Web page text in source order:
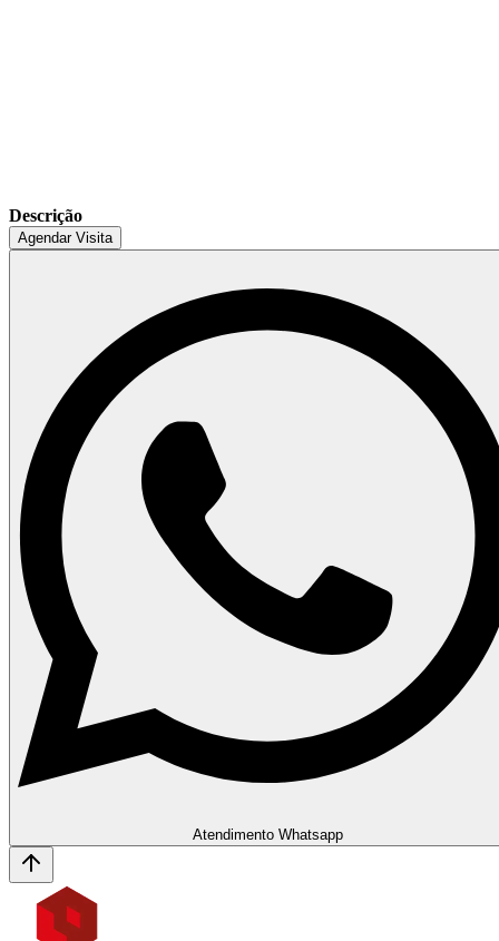
Descrição
Agendar Visita
Atendimento Whatsapp